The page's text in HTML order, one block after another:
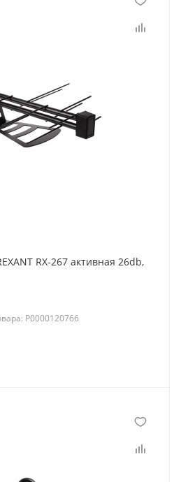
RX-267 активная 26db,
Р0000120766